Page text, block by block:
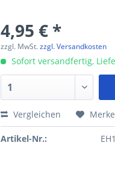
4,95 € *
zzgl. MwSt.zzgl. Versandkosten
Sofort versandfertig,
Vergleichen
Artikel-Nr.: